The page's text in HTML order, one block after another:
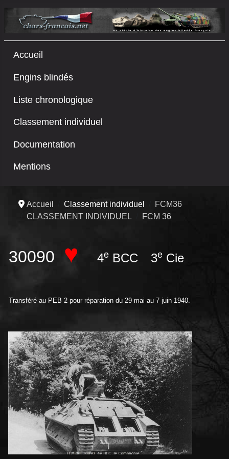
Accueil
Engins blindés
Liste chronologique
Classement individuel
Documentation
Mentions
Accueil Classement individuel
FCM36
CLASSEMENT INDIVIDUEL
FCM 36
30090 ♥ 4e BCC 3e Cie
Transféré au PEB 2 pour réparation du 29 mai au 7 juin 1940.